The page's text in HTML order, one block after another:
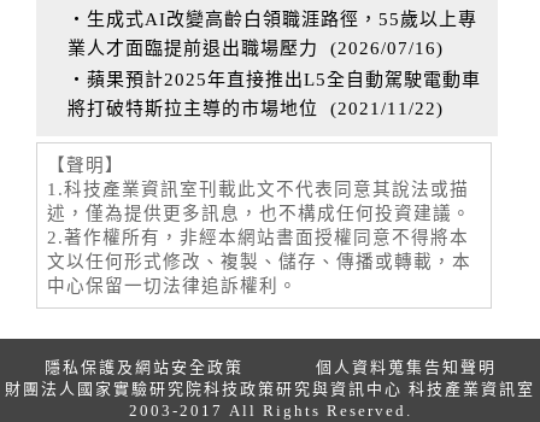
‧生成式AI改變高齡白領職涯路徑，55歲以上專
業人才面臨提前退出職場壓力
(2026/07/16)
‧蘋果預計2025年直接推出L5全自動駕駛電動車
將打破特斯拉主導的市場地位
(2021/11/22)
【聲明】
1.科技產業資訊室刊載此文不代表同意其說法或描
述，僅為提供更多訊息，也不構成任何投資建議。
2.著作權所有，非經本網站書面授權同意不得將本
文以任何形式修改、複製、儲存、傳播或轉載，本
中心保留一切法律追訴權利。
隱私保護及網站安全政策
個人資料蒐集告知聲明
財團法人國家實驗研究院科技政策研究與資訊中心 科技產業資訊室
2003-2017 All Rights Reserved.